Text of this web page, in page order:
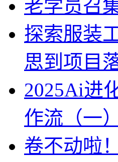
老学员召
探索服装
思到项目
2025Ai进
作流（一）
卷不动啦